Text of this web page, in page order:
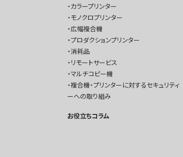
カラープリンター
モノクロプリンター
広幅複合機
プロダクションプリンター
消耗品
リモートサービス
マルチコピー機
複合機・プリンターに対するセキュリティ
ーへの取り組み
お役立ちコラム